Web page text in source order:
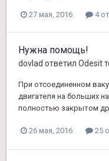
27 мая, 2016 4
Нужна помощь!
dovlad ответил Odesit
При отсоединенном
двигателя на больших
полностью закрытом
26 мая, 2016 25